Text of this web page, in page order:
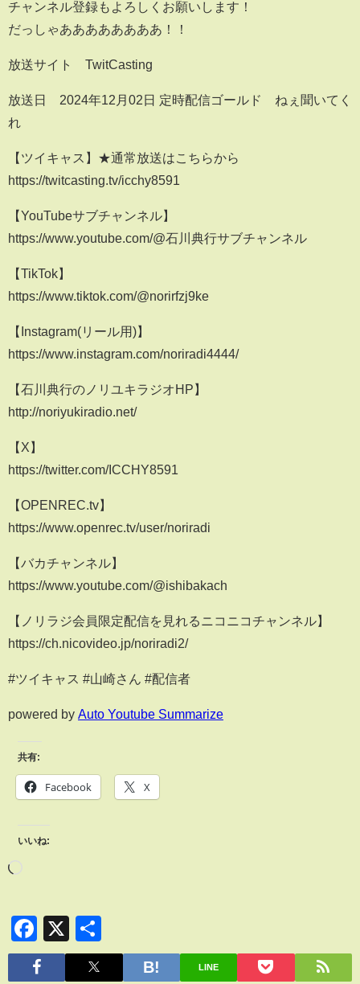
チャンネル登録もよろしくお願いします！
だっしゃああああああああ！！
放送サイト TwitCasting
放送日 2024年12月02日 定時配信ゴールド ねぇ聞いてく
れ
【ツイキャス】★通常放送はこちらから
https://twitcasting.tv/icchy8591
【YouTubeサブチャンネル】
https://www.youtube.com/@石川典行サブチャンネル
【TikTok】
https://www.tiktok.com/@norirfzj9ke
【Instagram(リール用)】
https://www.instagram.com/noriradi4444/
【石川典行のノリユキラジオHP】
http://noriyukiradio.net/
【X】
https://twitter.com/ICCHY8591
【OPENREC.tv】
https://www.openrec.tv/user/noriradi
【バカチャンネル】
https://www.youtube.com/@ishibakach
【ノリラジ会員限定配信を見れるニコニコチャンネル】
https://ch.nicovideo.jp/noriradi2/
#ツイキャス #山崎さん #配信者
powered by Auto Youtube Summarize
共有:
Facebook X
いいね:
Facebook
X
有
LINE